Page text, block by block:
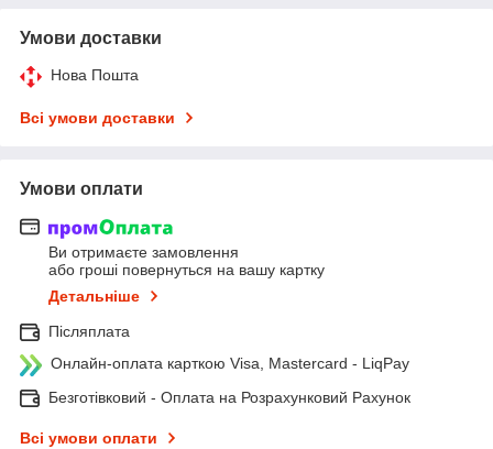
Умови доставки
Нова Пошта
Всі умови доставки
Умови оплати
Ви отримаєте замовлення
або гроші повернуться на вашу картку
Детальніше
Післяплата
Онлайн-оплата карткою Visa, Mastercard - LiqPay
Безготівковий - Оплата на Розрахунковий Рахунок
Всі умови оплати